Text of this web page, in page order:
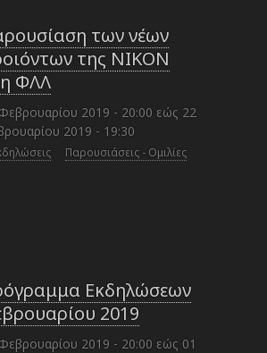
των νέων
της NIKON
ΦΛΛ
2019 - 20:00 εώς 22
2019 - 19:30
Παρουσιάσεις - Ομιλίες
Εκδηλώσεων
2019
2019 - 20:00 εώς 01